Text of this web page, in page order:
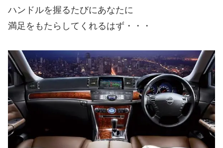
ハンドルを握るたびにあなたに
満足をもたらしてくれるはず・・・